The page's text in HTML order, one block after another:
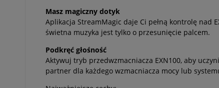
Masz magiczny dotyk
Aplikacja StreamMagic daje Ci pełną kontrolę nad
świetna muzyka jest tylko o przesunięcie palcem.
Podkręć głośność
Aktywuj tryb przedwzmacniacza EXN100, aby
partner dla każdego wzmacniacza mocy lub